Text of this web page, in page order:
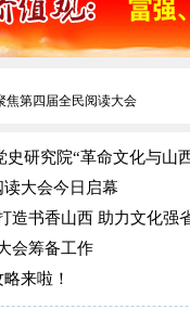
第四届全民阅读大会
研究院“革命文化与山
大会今日启幕
书香山西 助力文化强
会筹备工作
来啦！